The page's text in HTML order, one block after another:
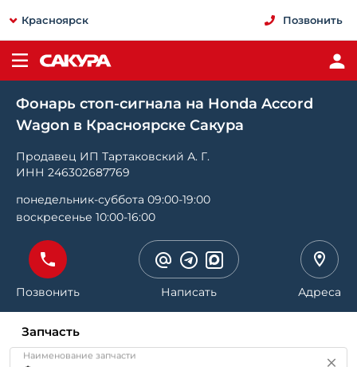
Красноярск Позвонить
Фонарь стоп-сигнала на Honda Accord
Wagon в Красноярске Сакура
Продавец ИП Тартаковский А. Г.
ИНН 246302687769
понедельник-суббота 09:00-19:00
воскресенье 10:00-16:00
Позвонить Написать Адреса
Запчасть
Наименование запчасти